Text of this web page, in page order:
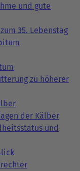
und gute
35. Lebenstag
zu höherer
der Kälber
und